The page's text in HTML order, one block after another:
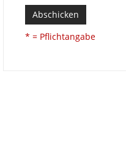
Abschicken
* = Pflichtangabe